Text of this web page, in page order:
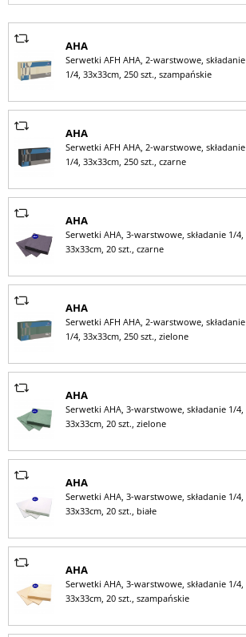
AHA
Serwetki AFH AHA, 2-warstwowe, składanie
1/4, 33x33cm, 250 szt., szampańskie
AHA
Serwetki AFH AHA, 2-warstwowe, składanie
1/4, 33x33cm, 250 szt., czarne
AHA
Serwetki AHA, 3-warstwowe, składanie 1/4,
33x33cm, 20 szt., czarne
AHA
Serwetki AFH AHA, 2-warstwowe, składanie
1/4, 33x33cm, 250 szt., zielone
AHA
Serwetki AHA, 3-warstwowe, składanie 1/4,
33x33cm, 20 szt., zielone
AHA
Serwetki AHA, 3-warstwowe, składanie 1/4,
33x33cm, 20 szt., białe
AHA
Serwetki AHA, 3-warstwowe, składanie 1/4,
33x33cm, 20 szt., szampańskie